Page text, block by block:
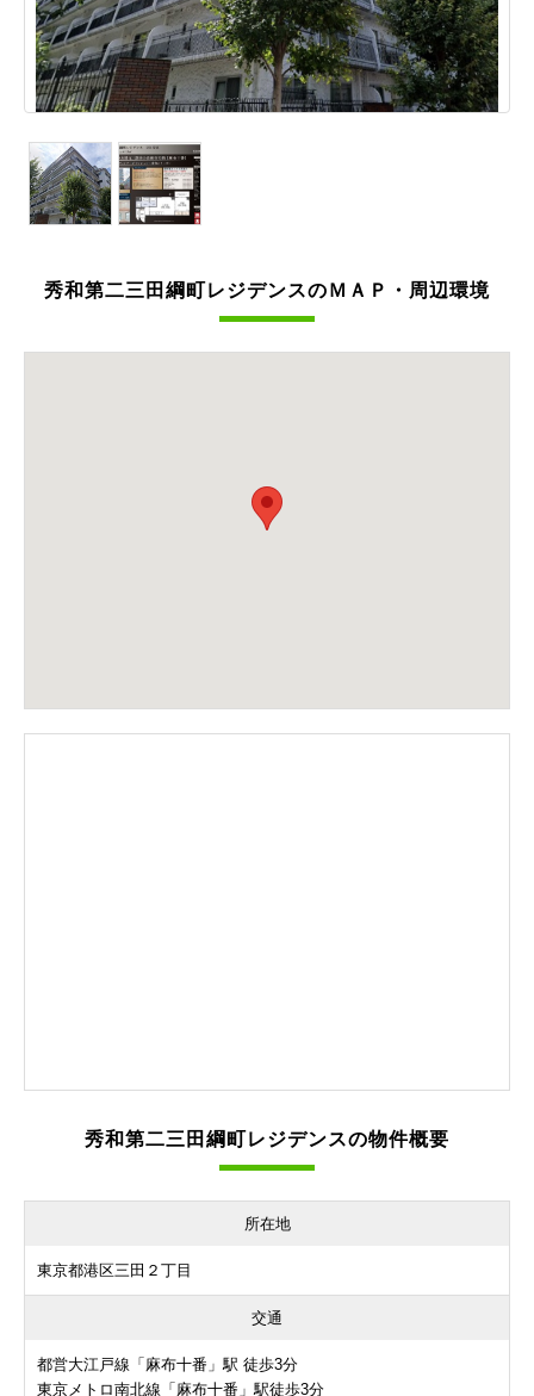
秀和第二三田綱町レジデンスのＭＡＰ・周辺環境
秀和第二三田綱町レジデンスの物件概要
所在地
東京都港区三田２丁目
交通
都営大江戸線「麻布十番」駅 徒歩3分
東京メトロ南北線「麻布十番」駅徒歩3分